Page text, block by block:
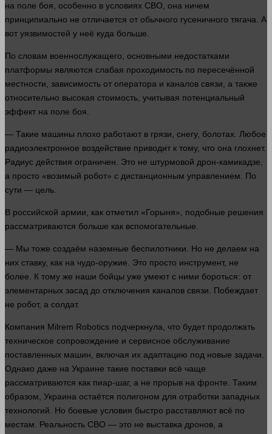
на поле боя, особенно в условиях СВО, она ничем
принципиально не отличается от обычного гусеничного тягача. А
вот уязвимостей у неё куда больше
По словам военнослужащего, основными недостатками
платформы являются слабая проходимость по пересечённой
местности, зависимость от оператора и каналов связи, а также
относительно высокая стоимость, учитывая потенциальный
эффект на поле боя.
— Такие машины плохо работают в грязи, снегу, болотах. Любое
радиоэлектронное воздействие приводит к тому, что она глохнет.
Радиус действия ограничен. Это не штурмовой дрон-камикадзе,
а просто «возимый робот» с дистанционным управлением. По
сути — цель.
В российской армии, как отметил «Горыня», подобные решения
рассматриваются больше как вспомогательные.
— Мы тоже создаём наземные беспилотники. Но не делаем на
них ставку, как на чудо-оружие . Это просто инструмент, не
более. К тому же наши бойцы уже умеют с ними бороться: от
элементарных засад до отключения каналов связи. Побеждает
не робот, а солдат.
Компания Milrem Robotics подчеркнула, что будет продолжать
техническое сопровождение и сервисное обслуживание
поставленных машин, включая их адаптацию под новые задачи
Однако даже на Украине такие поставки всё чаще
рассматриваются как пиар-шаг, а не прорыв на фронте. Таким
образом, Украина остаётся полигоном для отработки западных
технологий. Но боевые условия быстро расставляют всё по
местам. Реальность СВО — это не выставка дронов, а